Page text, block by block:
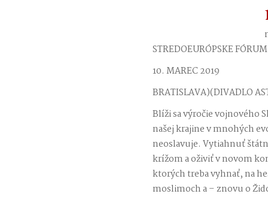
STREDOEURÓPSKE
10. MAREC2019
BRATISLAVA)(DIVADLO
Blíži sa výročie vojnového
našej krajine v mnohých
neoslavuje. Vytiahnuť
krížom a oživiť v novom
ktorých treba vyhnať, na
moslimoch a – znovu o